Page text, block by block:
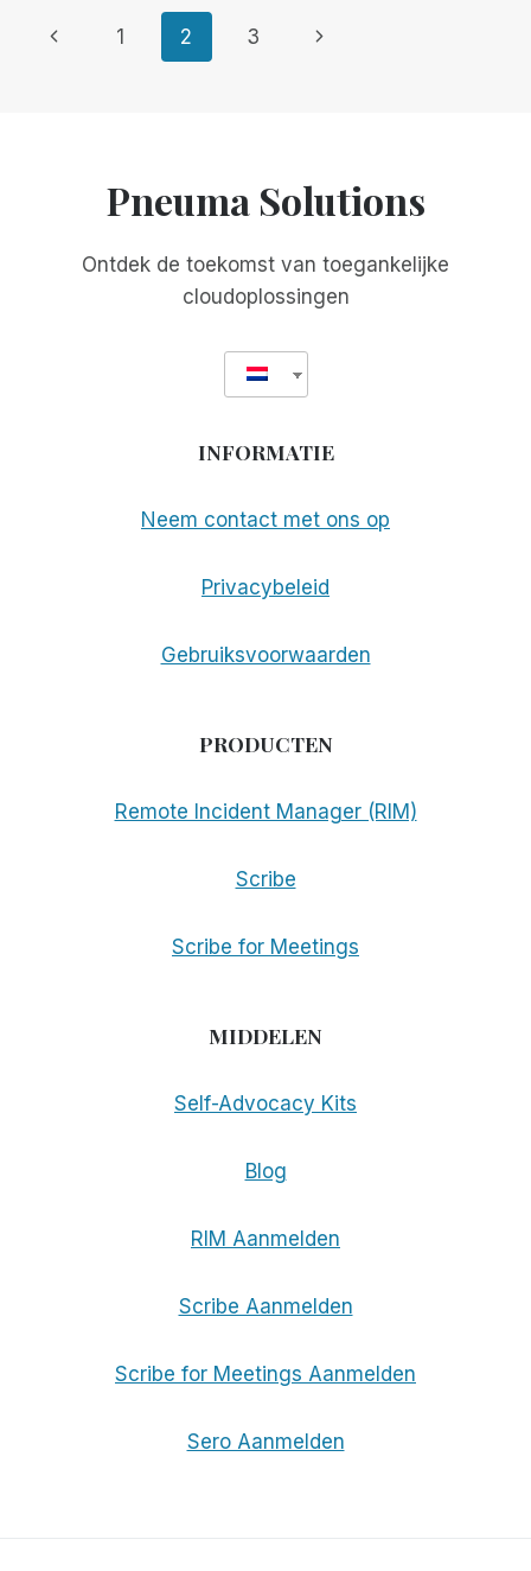
EN
VOOR
MINDER
Paginanavigatie
Vorige
1 2 3
Volgende
Pneuma Solutions
Ontdek de toekomst van toegankelijke
cloudoplossingen
INFORMATIE
Neem contact met ons op
Privacybeleid
Gebruiksvoorwaarden
PRODUCTEN
Remote Incident Manager (RIM)
Scribe
Scribe for Meetings
MIDDELEN
Self-Advocacy Kits
Blog
RIM Aanmelden
Scribe Aanmelden
Scribe for Meetings Aanmelden
Sero Aanmelden